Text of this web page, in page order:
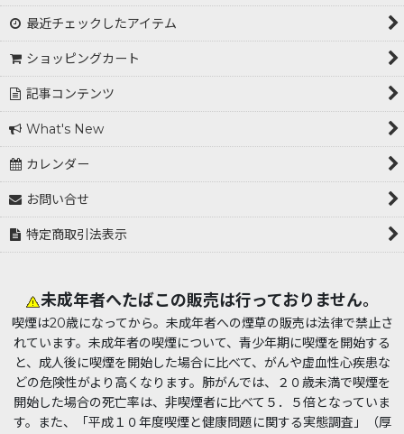
最近チェックしたアイテム
ショッピングカート
記事コンテンツ
What's New
カレンダー
お問い合せ
特定商取引法表示
未成年者へたばこの販売は行っておりません。
喫煙は20歳になってから。未成年者への煙草の販売は法律で禁止さ
れています。未成年者の喫煙について、青少年期に喫煙を開始する
と、成人後に喫煙を開始した場合に比べて、がんや虚血性心疾患な
どの危険性がより高くなります。肺がんでは、２０歳未満で喫煙を
開始した場合の死亡率は、非喫煙者に比べて５．５倍となっていま
す。また、「平成１０年度喫煙と健康問題に関する実態調査」（厚